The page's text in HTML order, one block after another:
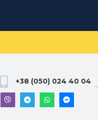
+38 (050) 024 40 04